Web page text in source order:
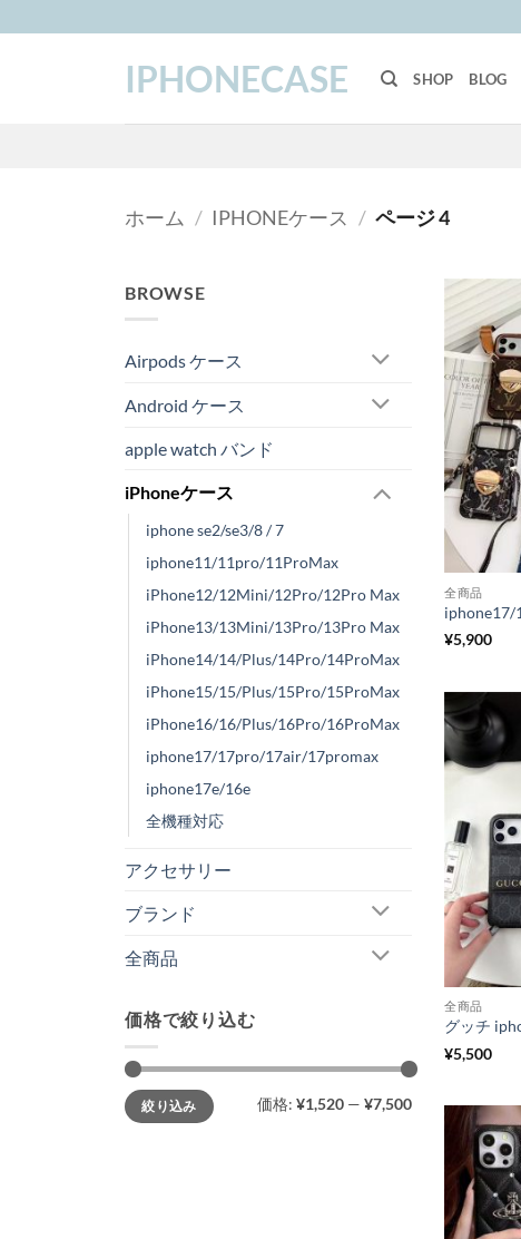
to
IPHONECASE SHOP BLOG
ホーム / IPHONEケース / ページ 4
BROWSE
Airpods ケース
Android ケース
apple watch バンド
iPhoneケース
iphone se2/se3/8 / 7
iphone11/11pro/11ProMax
iPhone12/12Mini/12Pro/12Pro Max
iPhone13/13Mini/13Pro/13Pro Max
iPhone14/14/Plus/14Pro/14ProMax
iPhone15/15/Plus/15Pro/15ProMax
iPhone16/16/Plus/16Pro/16ProMax
iphone17/17pro/17air/17promax
iphone17e/16e
全機種対応
アクセサリー
ブランド
全商品
価格で絞り込む
最
低
価
最
高
価
絞り込み 価格: ¥1,520— ¥7,500
全商品
¥5,900
全商品
¥5,500